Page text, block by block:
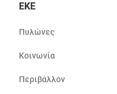
ΕΚΕ
Πυλώνες
Κοινωνία
Περιβάλλον